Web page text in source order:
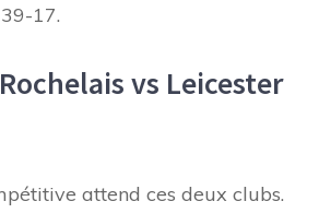
17.
vs Leicester
attend ces deux clubs.